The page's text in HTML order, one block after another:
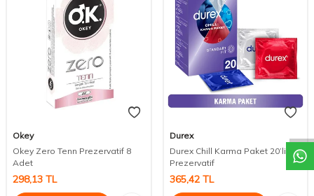
DESTEK
Okey
Okey Zero Tenn Prezervatif 8
Adet
298,13 TL
Durex
Durex Chill Karma Paket 20’li
Prezervatif
365,42TL